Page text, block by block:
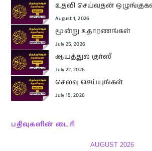
உதவி செய்வதன்
August 1, 2026
மூன்று உதாரணங்கள்
July 25, 2026
ஆயத்துல் குர்ஸீ
July 22, 2026
செலவு செய்யுங்கள்
July 15, 2026
பதிவுகளின் டைரி
AUGUST 2026